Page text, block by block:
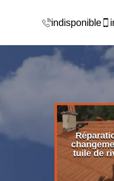
indisponible
de
tuile de